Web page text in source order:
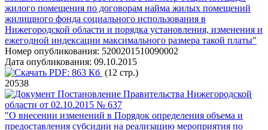
жилого помещения по договорам найма жилых помещений
жилищного фонда социального использования в
Нижегородской области и порядка установления, изменения и
ежегодной индексации максимального размера такой платы"
Номер опубликования: 5200201510090002
Дата опубликования: 09.10.2015
PDF: 863 Кб (12 стр.)
20538
Постановление Правительства Нижегородской
области от 02.10.2015 № 637
"О внесении изменений в Порядок определения объема и
предоставления субсидии на реализацию мероприятия по